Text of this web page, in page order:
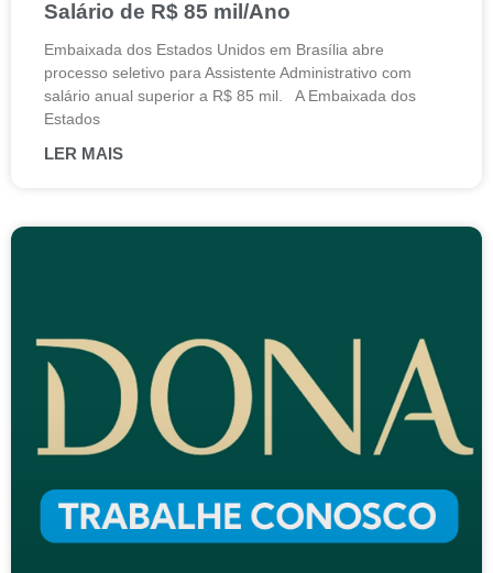
Salário de R$ 85 mil/Ano
Embaixada dos Estados Unidos em Brasília abre
processo seletivo para Assistente Administrativo com
salário anual superior a R$ 85 mil. A Embaixada dos
Estados
LER MAIS